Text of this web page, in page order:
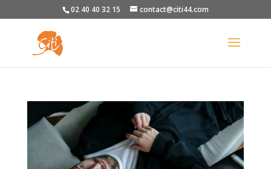
02 40 40 32 15 contact@citi44.com